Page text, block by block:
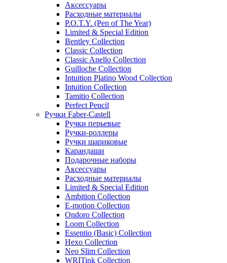
Аксессуары
Расходные материалы
P.O.T.Y. (Pen of The Year)
Limited & Special Edition
Bentley Collection
Classic Collection
Classic Anello Collection
Guilloche Collection
Intuition Platino Wood Collection
Intuition Collection
Tamitio Collection
Perfect Pencil
Ручки Faber-Castell
Ручки перьевые
Ручки-роллеры
Ручки шариковые
Карандаши
Подарочные наборы
Аксессуары
Расходные материалы
Limited & Special Edition
Ambition Collection
E-motion Collection
Ondoro Collection
Loom Collection
Essentio (Basic) Collection
Hexo Collection
Neo Slim Collection
WRITink Collection